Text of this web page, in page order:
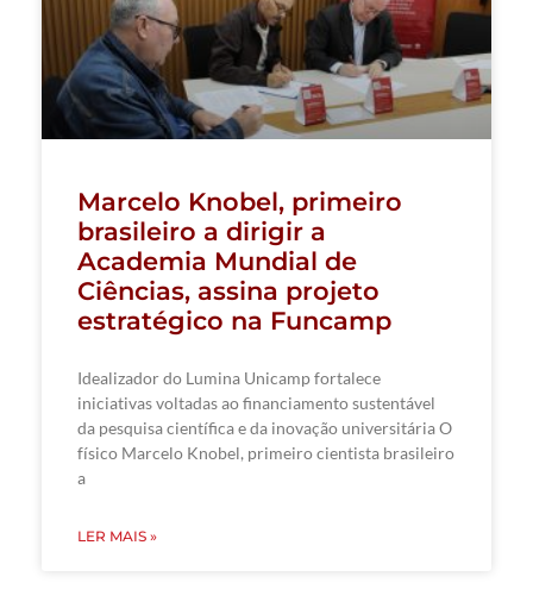
Marcelo Knobel, primeiro
brasileiro a dirigir a
Academia Mundial de
Ciências, assina projeto
estratégico na Funcamp
Idealizador do Lumina Unicamp fortalece
iniciativas voltadas ao financiamento sustentável
da pesquisa científica e da inovação universitária O
físico Marcelo Knobel, primeiro cientista brasileiro
a
LER MAIS »